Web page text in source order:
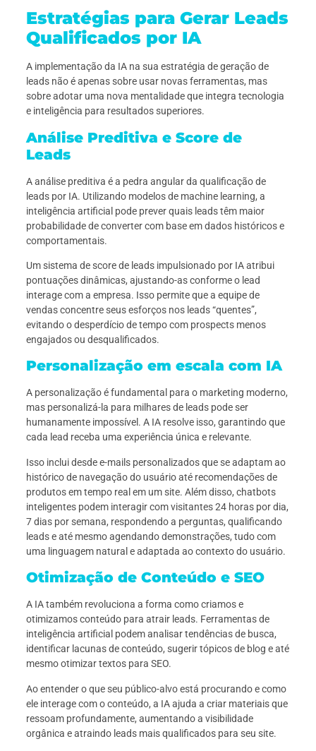
Estratégias para Gerar Leads
Qualificados por IA
A implementação da IA na sua estratégia de geração de
leads não é apenas sobre usar novas ferramentas, mas
sobre adotar uma nova mentalidade que integra tecnologia
e inteligência para resultados superiores.
Análise Preditiva e Score de
Leads
A análise preditiva é a pedra angular da qualificação de
leads por IA. Utilizando modelos de machine learning, a
inteligência artificial pode prever quais leads têm maior
probabilidade de converter com base em dados históricos e
comportamentais.
Um sistema de score de leads impulsionado por IA atribui
pontuações dinâmicas, ajustando-as conforme o lead
interage com a empresa. Isso permite que a equipe de
vendas concentre seus esforços nos leads “quentes”,
evitando o desperdício de tempo com prospects menos
engajados ou desqualificados.
Personalização em escala com IA
A personalização é fundamental para o marketing moderno,
mas personalizá-la para milhares de leads pode ser
humanamente impossível. A IA resolve isso, garantindo que
cada lead receba uma experiência única e relevante.
Isso inclui desde e-mails personalizados que se adaptam ao
histórico de navegação do usuário até recomendações de
produtos em tempo real em um site. Além disso, chatbots
inteligentes podem interagir com visitantes 24 horas por dia,
7 dias por semana, respondendo a perguntas, qualificando
leads e até mesmo agendando demonstrações, tudo com
uma linguagem natural e adaptada ao contexto do usuário.
Otimização de Conteúdo e SEO
A IA também revoluciona a forma como criamos e
otimizamos conteúdo para atrair leads. Ferramentas de
inteligência artificial podem analisar tendências de busca,
identificar lacunas de conteúdo, sugerir tópicos de blog e até
mesmo otimizar textos para SEO.
Ao entender o que seu público-alvo está procurando e como
ele interage com o conteúdo, a IA ajuda a criar materiais que
ressoam profundamente, aumentando a visibilidade
orgânica e atraindo leads mais qualificados para seu site.